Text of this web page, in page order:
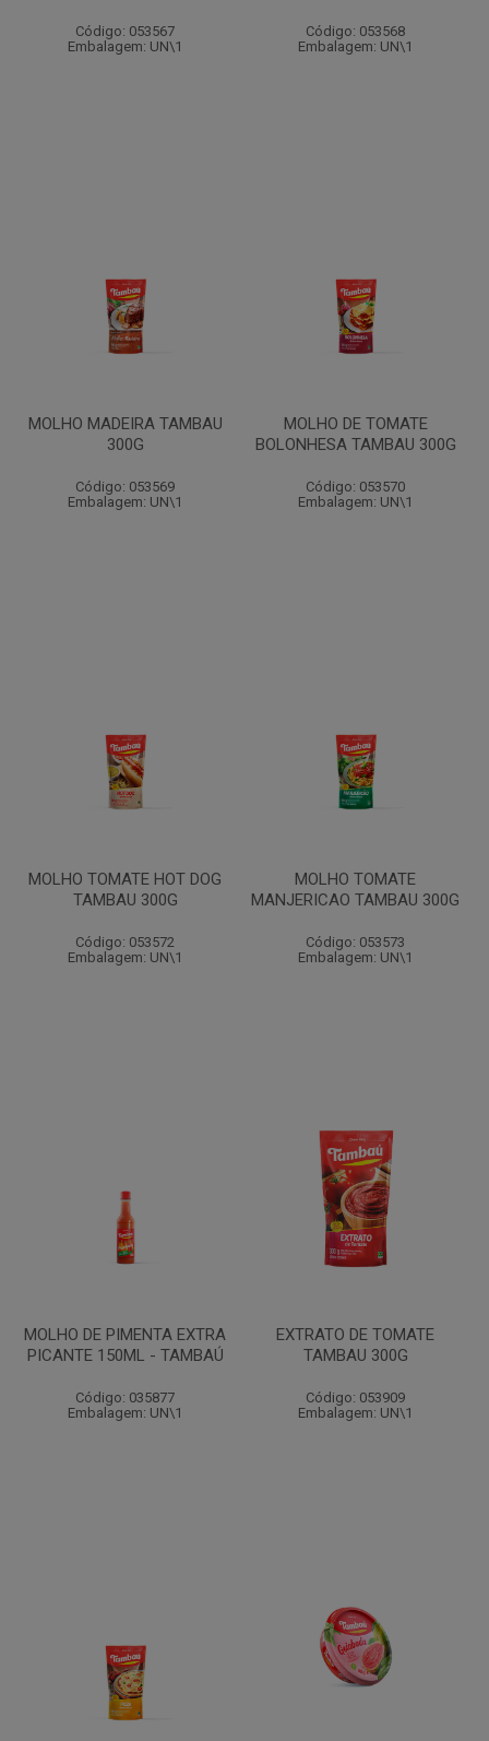
Código: 053567
Embalagem: UN\1
Código: 053568
Embalagem: UN\1
MOLHO MADEIRA TAMBAU
300G
Código: 053569
Embalagem: UN\1
MOLHO DE TOMATE
BOLONHESA TAMBAU 300G
Código: 053570
Embalagem: UN\1
MOLHO TOMATE HOT DOG
TAMBAU 300G
Código: 053572
Embalagem: UN\1
MOLHO TOMATE
MANJERICAO TAMBAU 300G
Código: 053573
Embalagem: UN\1
MOLHO DE PIMENTA EXTRA
PICANTE 150ML - TAMBAÚ
Código: 035877
Embalagem: UN\1
EXTRATO DE TOMATE
TAMBAU 300G
Código: 053909
Embalagem: UN\1